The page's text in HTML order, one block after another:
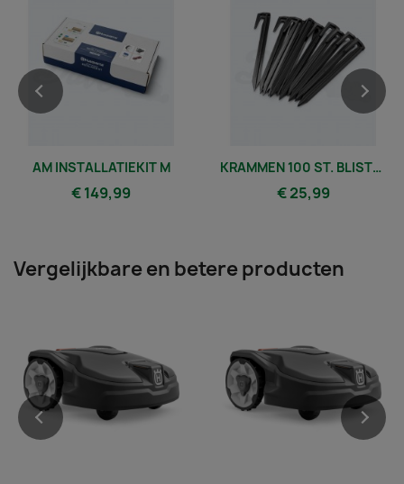
AM INSTALLATIEKIT M
€ 149,99
KRAMMEN 100 ST. BLISTERVERPAKKING
€ 25,99
Vergelijkbare en betere producten